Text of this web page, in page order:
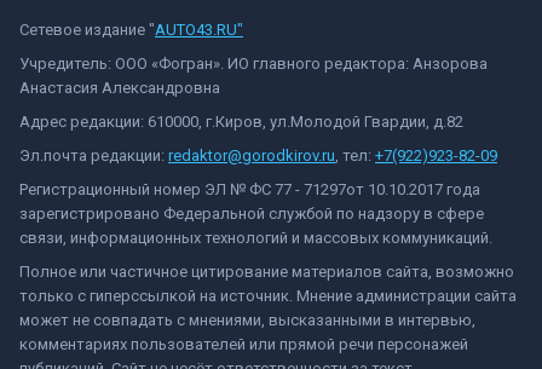
Сетевое издание "AUTO43.RU"
Учредитель: ООО «Фогран». ИО главного редактора: Анзорова
Анастасия Александровна
Адрес редакции: 610000, г.Киров, ул.Молодой Гвардии, д.82
Эл.почта редакции: redaktor@gorodkirov.ru, тел: +7(922)923-82-09
Регистрационный номер ЭЛ № ФС 77 - 71297от 10.10.2017 года
зарегистрировано Федеральной службой по надзору в сфере
связи, информационных технологий и массовых коммуникаций.
Полное или частичное цитирование материалов сайта, возможно
только с гиперссылкой на источник. Мнение администрации сайта
может не совпадать с мнениями, высказанными в интервью,
комментариях пользователей или прямой речи персонажей